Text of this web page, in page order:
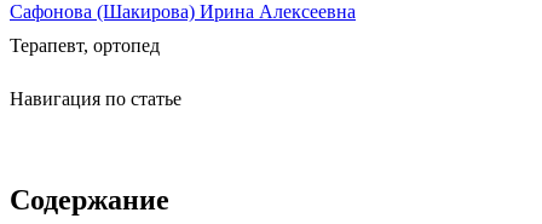
Сафонова (Шакирова) Ирина Алексеевна
Терапевт, ортопед
Навигация по статье
Содержание